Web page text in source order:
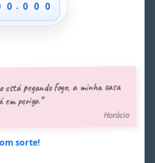
0
1
6
7
. 0
1
6
7
0
1
6
7
0
1
6
está pegando fogo, a minha casa
em perigo.”
Horácio
sorte!